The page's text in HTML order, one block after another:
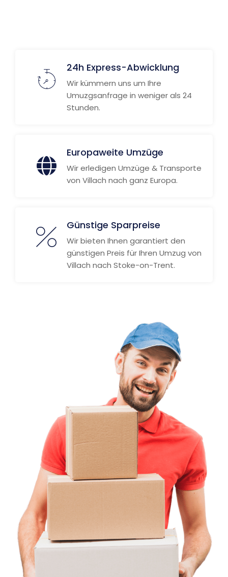
24h Express-Abwicklung
Wir kümmern uns um Ihre
Umuzgsanfrage in weniger als 24
Stunden.
Europaweite Umzüge
Wir erledigen Umzüge & Transporte
von Villach nach ganz Europa.
Günstige Sparpreise
Wir bieten Ihnen garantiert den
günstigen Preis für Ihren Umzug von
Villach nach Stoke-on-Trent.